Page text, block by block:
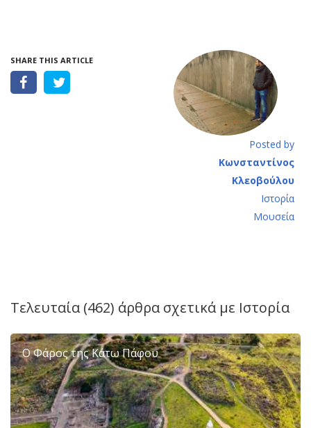
SHARE THIS ARTICLE
Posted by
Κωνσταντίνος
Κλεοβούλου
Ιστορία
Μουσεία
Τελευταία (462) άρθρα σχετικά με Ιστορία
Ο Φάρος της Κάτω Πάφου